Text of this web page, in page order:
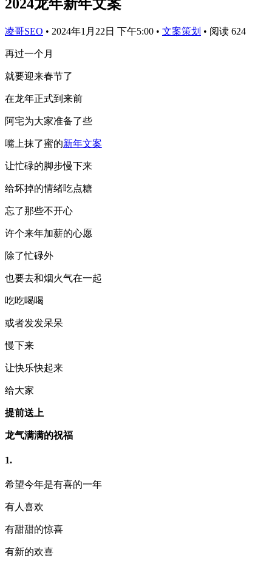
2024龙年新年文案
凌哥SEO • 2024年1月22日 下午5:00 • 文案策划 • 阅读 624
再过一个月
就要迎来春节了
在龙年正式到来前
阿宅为大家准备了些
嘴上抹了蜜的新年文案
让忙碌的脚步慢下来
给坏掉的情绪吃点糖
忘了那些不开心
许个来年加薪的心愿
除了忙碌外
也要去和烟火气在一起
吃吃喝喝
或者发发呆呆
慢下来
让快乐快起来
给大家
提前送上
龙气满满的祝福
1.
希望今年是有喜的一年
有人喜欢
有甜甜的惊喜
有新的欢喜